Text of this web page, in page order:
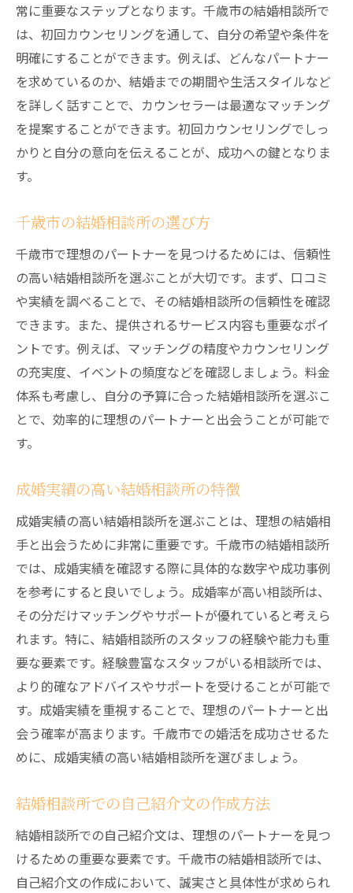
デートアレンジのコツとポイント
カウンセラーのアドバイスを活かす方法
成婚に至るまでのステップ
千歳市でのデートスポット紹介
千歳市の結婚相談所で理想の結婚相手を見つけ
るためのポイント
プロフィール写真の撮り方と活用法
デートの際のマナーとエチケット
仲介カウンセラーとのコミュニケーション
アフターフォローサービスの活用法
信頼できる千歳市の結婚相談所を選ぶためのガ
イドライン
信頼性の高い結婚相談所の特徴
口コミやレビューを確認する方法
ク
成婚実績の確認方法
契約前の注意点と対策
結婚相談所を活用して千歳市で理想の結婚生活
を実現する秘訣
理想の結婚生活を描くためのワークショッ
プ
結婚相談所のサポートを最大限に活かす
成婚後のライフプランニング
結婚後の夫婦関係を築くためのアドバイス
千歳市での新生活スタートガイド
千歳市で理想の結婚生活を送るための結婚相談
所の選び方
結婚相談所選びのチェックリスト
成婚実績が高い相談所の見つけ方
常に重要なステップとなります。千歳市の結婚相談所で
は、初回カウンセリングを通して、自分の希望や条件を
明確にすることができます。例えば、どんなパートナー
を求めているのか、結婚までの期間や生活スタイルなど
を詳しく話すことで、カウンセラーは最適なマッチング
を提案することができます。初回カウンセリングでしっ
かりと自分の意向を伝えることが、成功への鍵となりま
す。
千歳市の結婚相談所の選び方
千歳市で理想のパートナーを見つけるためには、信頼性
の高い結婚相談所を選ぶことが大切です。まず、口コミ
や実績を調べることで、その結婚相談所の信頼性を確認
できます。また、提供されるサービス内容も重要なポイ
ントです。例えば、マッチングの精度やカウンセリング
の充実度、イベントの頻度などを確認しましょう。料金
体系も考慮し、自分の予算に合った結婚相談所を選ぶこ
とで、効率的に理想のパートナーと出会うことが可能で
す。
成婚実績の高い結婚相談所の特徴
成婚実績の高い結婚相談所を選ぶことは、理想の結婚相
手と出会うために非常に重要です。千歳市の結婚相談所
では、成婚実績を確認する際に具体的な数字や成功事例
を参考にすると良いでしょう。成婚率が高い相談所は、
その分だけマッチングやサポートが優れていると考えら
れます。特に、結婚相談所のスタッフの経験や能力も重
要な要素です。経験豊富なスタッフがいる相談所では、
より的確なアドバイスやサポートを受けることが可能で
す。成婚実績を重視することで、理想のパートナーと出
会う確率が高まります。千歳市での婚活を成功させるた
めに、成婚実績の高い結婚相談所を選びましょう。
結婚相談所での自己紹介文の作成方法
結婚相談所での自己紹介文は、理想のパートナーを見つ
けるための重要な要素です。千歳市の結婚相談所では、
自己紹介文の作成において、誠実さと具体性が求められ